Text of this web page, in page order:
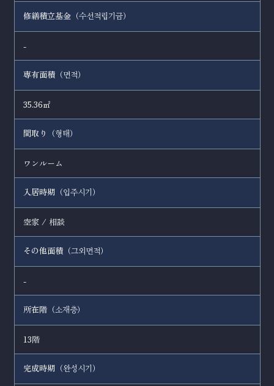
修繕積立基金（수선적립기금）
-
専有面積（면적）
35.36㎡
間取り（형태 ）
ワンルーム
入居時期（입주시기 ）
空家 / 相談
その他面積（그외면적）
-
所在階（소재층）
13階
完成時期（완성시기 ）